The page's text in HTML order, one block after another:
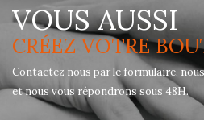
VOUS AUSSI
CRÉEZ VOTRE
Contactez nous par le formulaire,
et nous vous répondrons sous 48H.